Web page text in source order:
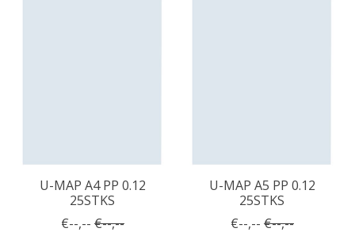
U-MAP A4 PP 0.12
25STKS
€--,-- €--,--
U-MAP A5 PP 0.12
25STKS
€--,-- €--,--